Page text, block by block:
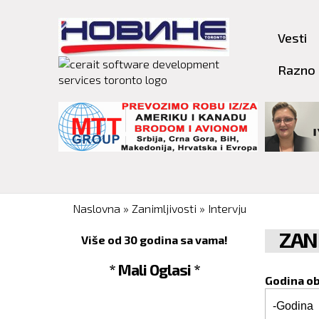
Vesti
Razno
You are here
Naslovna » Zanimljivosti » Intervju
Više od 30 godina sa vama!
* Mali Oglasi *
Godina